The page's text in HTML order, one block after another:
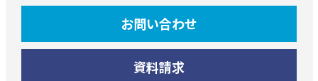
お問い合わせ
資料請求